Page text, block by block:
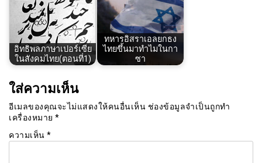
อิทธิพลภาษาเปอร์เซีย
ในสังคมไทย(ตอนที่1)
ทหารอิสราเอลยกธง
ไทยขึ้นมาทำไมในกา
ซา
ใส่ความเห็น
อีเมลของคุณจะไม่แสดงให้คนอื่นเห็น ช่องข้อมูลจำเป็นถูกทำ
เครื่องหมาย *
ความเห็น *